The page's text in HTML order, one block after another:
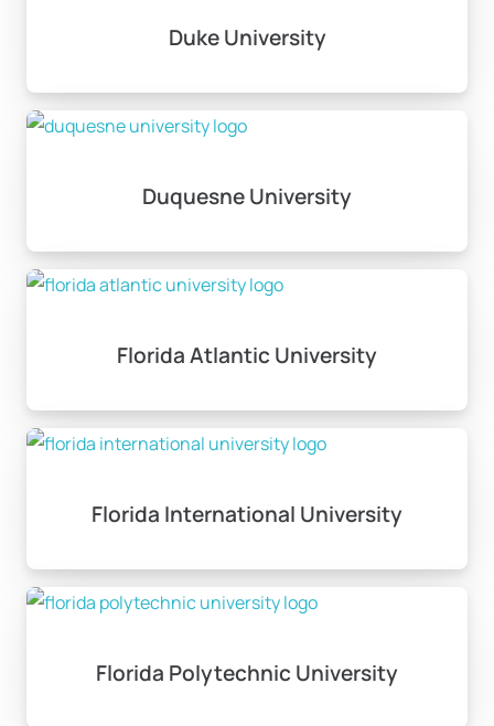
Duke University
Duquesne University
Florida Atlantic University
Florida International University
Florida Polytechnic University